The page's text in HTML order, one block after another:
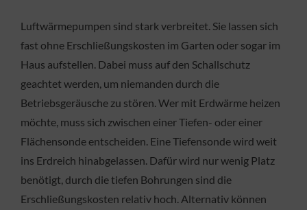
Luftwärmepumpen sind stark verbreitet. Sie lassen sich
fast ohne Erschließungskosten im Garten oder sogar im
Haus aufstellen. Dabei muss auf den Schallschutz
geachtet werden, um niemanden durch die
Betriebsgeräusche zu stören. Wer mit Erdwärme heizen
möchte, muss sich zwischen einer Tiefen- oder einer
Flächensonde entscheiden. Eine Tiefensonde wird weit
ins Erdreich hinabgelassen. Dafür wird nur wenig Platz
benötigt, durch die tiefen Bohrungen sind die
Erschließungskosten relativ hoch. Alternativ können